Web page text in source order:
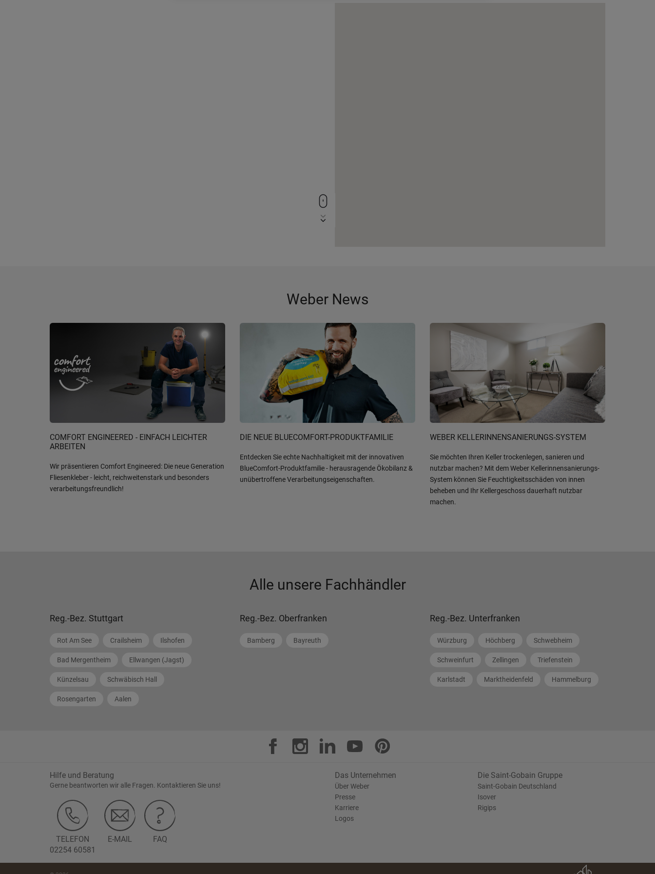
Weber News
COMFORT ENGINEERED - EINFACH LEICHTER
ARBEITEN
Wir präsentieren Comfort Engineered: Die neue Generation
Fliesenkleber - leicht, reichweitenstark und besonders
verarbeitungsfreundlich!
DIE NEUE BLUECOMFORT-PRODUKTFAMILIE
Entdecken Sie echte Nachhaltigkeit mit der innovativen
BlueComfort-Produktfamilie - herausragende Ökobilanz &
unübertroffene Verarbeitungseigenschaften.
WEBER KELLERINNENSANIERUNGS-SYSTEM
Sie möchten Ihren Keller trockenlegen, sanieren und
nutzbar machen? Mit dem Weber Kellerinnensanierungs-
System können Sie Feuchtigkeitsschäden von innen
beheben und Ihr Kellergeschoss dauerhaft nutzbar
machen.
Alle unsere Fachhändler
Reg.-Bez. Stuttgart
Rot Am See Crailsheim Ilshofen
Bad Mergentheim Ellwangen (Jagst)
Künzelsau Schwäbisch Hall
Rosengarten Aalen
Reg.-Bez. Oberfranken
Bamberg Bayreuth
Reg.-Bez. Unterfranken
Würzburg Höchberg Schwebheim
Schweinfurt Zellingen Triefenstein
Karlstadt Marktheidenfeld Hammelburg
Hilfe und Beratung
Gerne beantworten wir alle Fragen. Kontaktieren Sie uns!
TELEFON
02254 60581
E-MAIL FAQ
Das Unternehmen
Über Weber
Presse
Karriere
Logos
Die Saint-Gobain Gruppe
Saint-Gobain Deutschland
Isover
Rigips